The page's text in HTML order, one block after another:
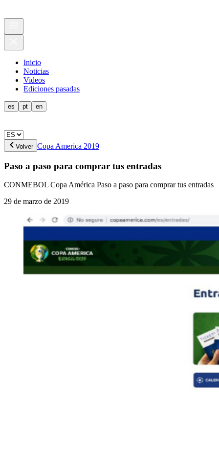
Inicio
Noticias
Videos
Ediciones pasadas
es pt en
Volver Copa America 2019
Paso a paso para comprar tus entradas
CONMEBOL Copa América Paso a paso para comprar tus entradas
29 de marzo de 2019